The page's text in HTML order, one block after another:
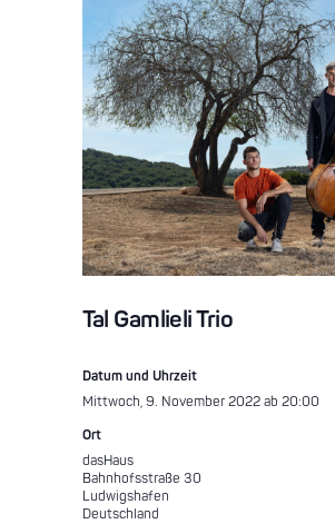
Tal Gamlieli Trio
Datum und Uhrzeit
Mittwoch, 9. November 2022 ab 20:00
Ort
dasHaus
Bahnhofsstraße 30
Ludwigshafen
Deutschland